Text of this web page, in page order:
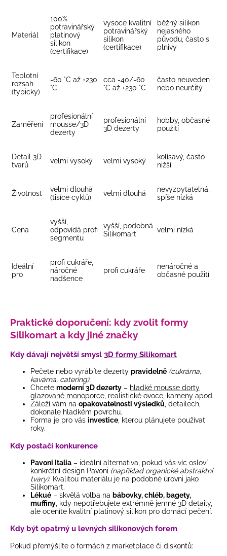
Materiál
100%
potravinářský
platinový
silikon
(certifikace)
vysoce kvalitní
potravinářský
silikon
(certifikace)
běžný silikon
nejasného
původu, často s
plnivy
Teplotní
rozsah
(typicky)
-60 °C až +230
°C
cca -40/-60
°C až +230 °C
často neuveden
nebo neurčitý
Zaměření
profesionální
mousse/3D
dezerty
profesionální
3D dezerty
hobby, občasné
použití
Detail 3D
tvarů
velmi vysoký velmi vysoký
kolísavý, často
nižší
Životnost
velmi dlouhá
(tisíce cyklů)
velmi dlouhá
nevyzpytatelná,
spíše nízká
Cena
vyšší,
odpovídá profi
segmentu
vyšší, podobná
Silikomart
velmi nízká
Ideální
pro
profi cukráře,
náročné
nadšence
profi cukráře
nenáročné a
občasné použití
Praktické doporučení: kdy zvolit formy
Silikomart a kdy jiné značky
Kdy dávají největší smysl 3D formy Silikomart
Pečete nebo vyrábíte dezerty pravidelně (cukrárna,
kavárna, catering).
Chcete moderní 3D dezerty – hladké mousse dorty,
glazované monoporce, realistické ovoce, kameny apod.
Záleží vám na opakovatelnosti výsledků, detailech,
dokonale hladkém povrchu.
Forma je pro vás investice, kterou plánujete používat
roky.
Kdy postačí konkurence
Pavoni Italia – ideální alternativa, pokud vás víc osloví
konkrétní design Pavoni (například organické abstraktní
tvary). Kvalitou materiálu je na podobné úrovni jako
Silikomart.
Lékué – skvělá volba na bábovky, chléb, bagety,
muffiny , kdy nepotřebujete extrémně jemné 3D detaily,
ale oceníte kvalitní platinový silikon pro domácí pečení.
Kdy být opatrný u levných silikonových forem
Pokud přemýšlíte o formách z marketplace či diskontů: